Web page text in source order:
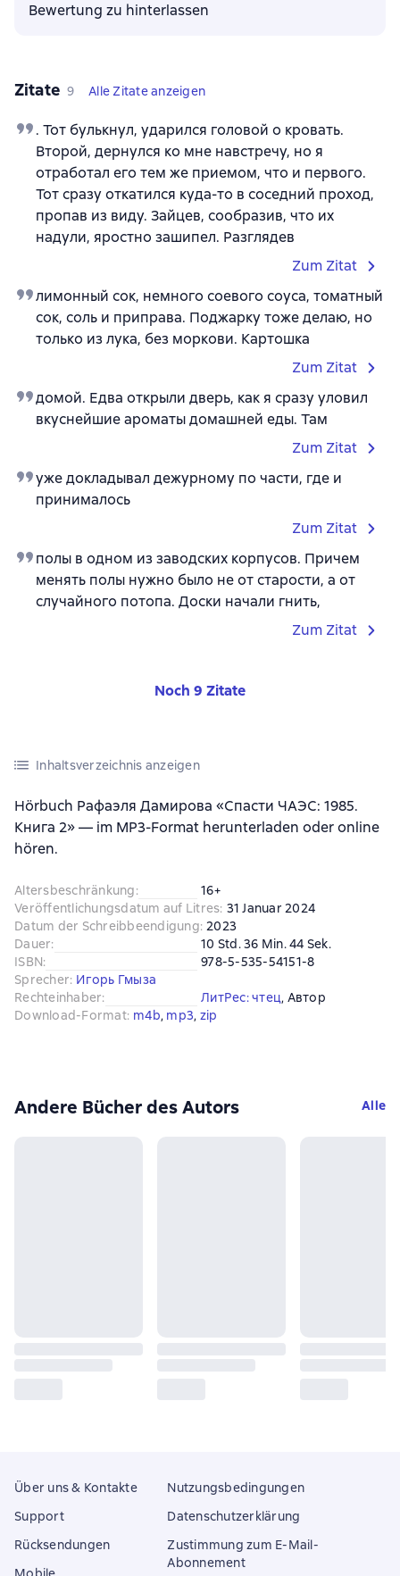
Bewertung zu hinterlassen
Zitate 9 Alle Zitate anzeigen
. Тот булькнул, ударился головой о кровать.
Второй, дернулся ко мне навстречу, но я
отработал его тем же приемом, что и первого.
Тот сразу откатился куда-то в соседний проход,
пропав из виду. Зайцев, сообразив, что их
надули, яростно зашипел. Разглядев
Zum Zitat
лимонный сок, немного соевого соуса, томатный
сок, соль и приправа. Поджарку тоже делаю, но
только из лука, без моркови. Картошка
Zum Zitat
домой. Едва открыли дверь, как я сразу уловил
вкуснейшие ароматы домашней еды. Там
Zum Zitat
уже докладывал дежурному по части, где и
принималось
Zum Zitat
полы в одном из заводских корпусов. Причем
менять полы нужно было не от старости, а от
случайного потопа. Доски начали гнить,
Zum Zitat
Noch 9 Zitate
Inhaltsverzeichnis anzeigen
Hörbuch Рафаэля Дамирова «Спасти ЧАЭС: 1985.
Книга 2» — im MP3-Format herunterladen oder online
hören.
Altersbeschränkung:
16+
Veröffentlichungsdatum auf Litres: 31 Januar 2024
Datum der Schreibbeendigung: 2023
Dauer:
10 Std. 36 Min. 44 Sek.
ISBN:
978-5-535-54151-8
Sprecher: Игорь Гмыза
Rechteinhaber: ЛитРес: чтец, Автор
Download-Format: m4b, mp3, zip
Andere Bücher des Autors Alle
Über uns & Kontakte
Support
Rücksendungen
Nutzungsbedingungen
Datenschutzerklärung
Zustimmung zum E-Mail-
Abonnement